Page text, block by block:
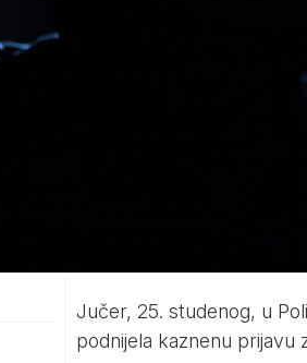
Jučer, 25. studenog, u
podnijela kaznenu prijavu